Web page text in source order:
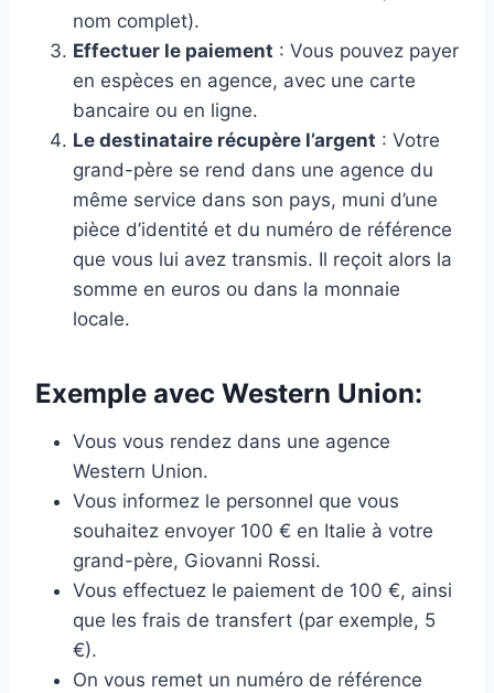
nom complet).
Effectuer le paiement : Vous pouvez payer
en espèces en agence, avec une carte
bancaire ou en ligne.
Le destinataire récupère l’argent : Votre
grand-père se rend dans une agence du
même service dans son pays, muni d’une
pièce d’identité et du numéro de référence
que vous lui avez transmis. Il reçoit alors la
somme en euros ou dans la monnaie
locale.
Exemple avec Western Union:
Vous vous rendez dans une agence
Western Union.
Vous informez le personnel que vous
souhaitez envoyer 100 € en Italie à votre
grand-père, Giovanni Rossi.
Vous effectuez le paiement de 100 €, ainsi
que les frais de transfert (par exemple, 5
€).
On vous remet un numéro de référence